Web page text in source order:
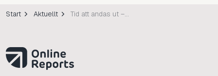
Start Aktuellt Tid att andas ut – och dags att tänka framåt